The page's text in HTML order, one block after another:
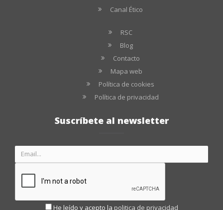
Canal Ético
RSC
Blog
Contacto
Mapa web
Política de cookies
Política de privacidad
Suscríbete al newsletter
He leído y acepto la politica de privacidad